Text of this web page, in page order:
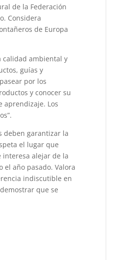
de la Federación
Considera
de Europa
calidad ambiental y
guías y
por los
y conocer su
aprendizaje. Los
deben garantizar la
el lugar que
interesa alejar de la
el año pasado. Valora
indiscutible en
que se